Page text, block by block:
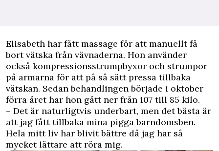
Elisabeth har fått massage för att manuellt få
bort vätska från vävnaderna. Hon använder
också kompressionsstrumpbyxor och strumpor
på armarna för att på så sätt pressa tillbaka
vätskan. Sedan behandlingen började i oktober
förra året har hon gått ner från 107 till 85 kilo.
– Det är naturligtvis underbart, men det bästa är
att jag fått tillbaka mina pigga barndomsben.
Hela mitt liv har blivit bättre då jag har så
mycket lättare att röra mig.